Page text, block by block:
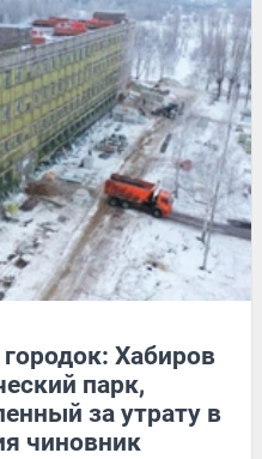
Хабиров
парк,
за утрату в
чиновник